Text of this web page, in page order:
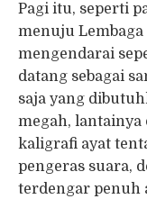
Pagi itu, seperti
menuju Lembaga
mengendarai
datang sebagai
saja yang
megah,
kaligrafi ayat
pengeras suara,
terdengar penuh